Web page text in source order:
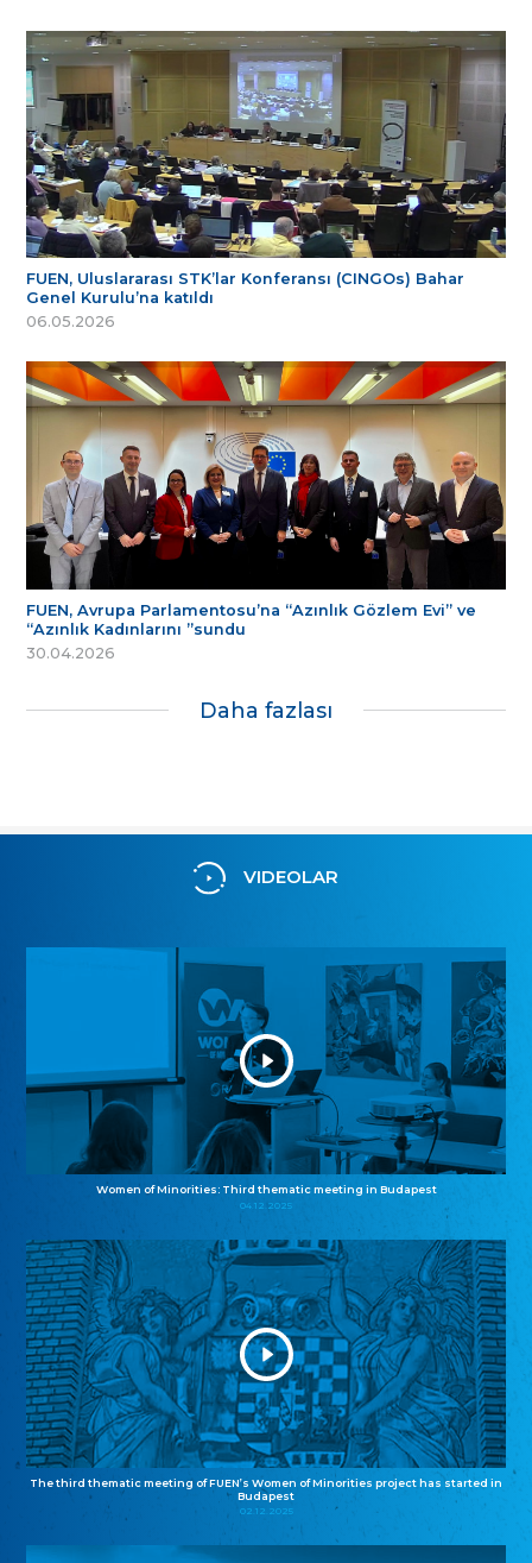
FUEN, Uluslararası STK’lar Konferansı (CINGOs) Bahar
Genel Kurulu’na katıldı
06.05.2026
FUEN, Avrupa Parlamentosu’na “Azınlık Gözlem Evi” ve
“Azınlık Kadınlarını ”sundu
30.04.2026
Daha fazlası
VIDEOLAR
Women of Minorities: Third thematic meeting in Budapest
04.12.2025
The third thematic meeting of FUEN’s Women of Minorities project has started in
Budapest
02.12.2025